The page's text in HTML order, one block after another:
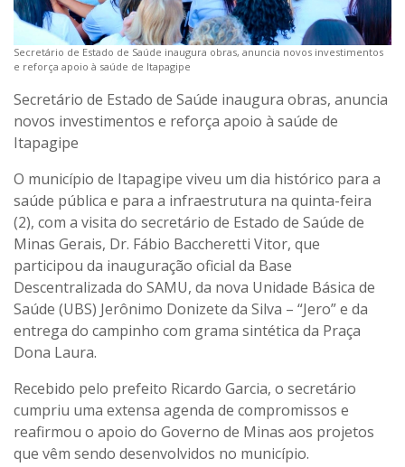
Secretário de Estado de Saúde inaugura obras, anuncia novos investimentos
e reforça apoio à saúde de Itapagipe
Secretário de Estado de Saúde inaugura obras, anuncia
novos investimentos e reforça apoio à saúde de
Itapagipe
O município de Itapagipe viveu um dia histórico para a
saúde pública e para a infraestrutura na quinta-feira
(2), com a visita do secretário de Estado de Saúde de
Minas Gerais, Dr. Fábio Baccheretti Vitor, que
participou da inauguração oficial da Base
Descentralizada do SAMU, da nova Unidade Básica de
Saúde (UBS) Jerônimo Donizete da Silva – “Jero” e da
entrega do campinho com grama sintética da Praça
Dona Laura.
Recebido pelo prefeito Ricardo Garcia, o secretário
cumpriu uma extensa agenda de compromissos e
reafirmou o apoio do Governo de Minas aos projetos
que vêm sendo desenvolvidos no município.